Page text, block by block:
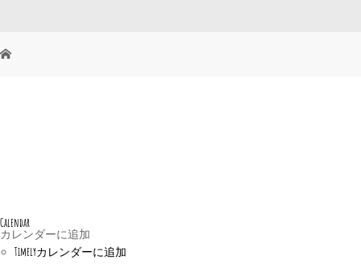
Calendar
カレンダーに追加
Timelyカレンダーに追加